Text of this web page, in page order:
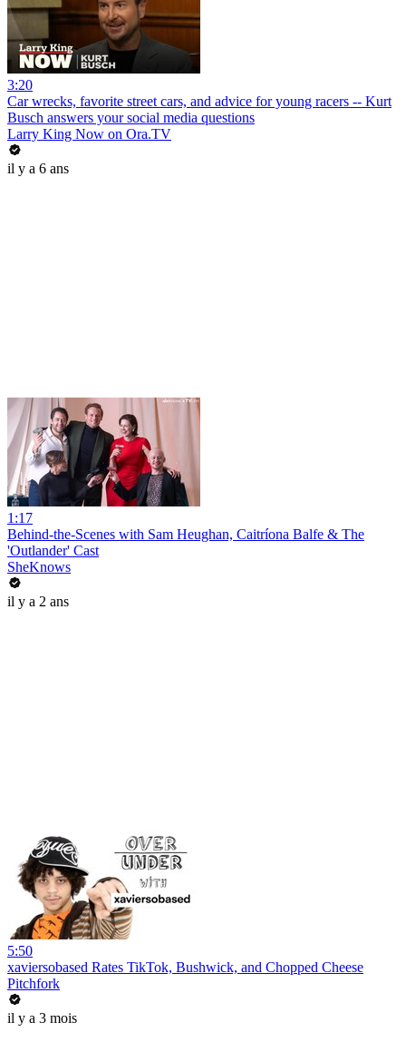
3:20
Car wrecks, favorite street cars, and advice for young racers -- Kurt
Busch answers your social media questions
Larry King Now on Ora.TV
il y a 6 ans
1:17
Behind-the-Scenes with Sam Heughan, Caitríona Balfe & The
'Outlander' Cast
SheKnows
il y a 2 ans
5:50
xaviersobased Rates TikTok, Bushwick, and Chopped Cheese
Pitchfork
il y a 3 mois